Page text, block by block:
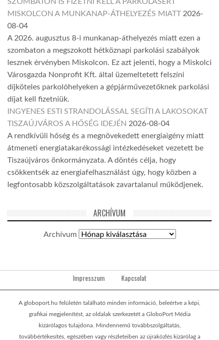
SZOMBATON IS FIZETNI KELL A PARKOLÁSÉRT
MISKOLCON A MUNKANAP-ÁTHELYEZÉS MIATT 2026-
08-04
A 2026. augusztus 8-i munkanap-áthelyezés miatt ezen a
szombaton a megszokott hétköznapi parkolási szabályok
lesznek érvényben Miskolcon. Ez azt jelenti, hogy a Miskolci
Városgazda Nonprofit Kft. által üzemeltetett felszíni
díjköteles parkolóhelyeken a gépjárművezetőknek parkolási
díjat kell fizetniük.
INGYENES ESTI STRANDOLÁSSAL SEGÍTI A LAKOSOKAT
TISZAÚJVÁROS A HŐSÉG IDEJÉN 2026-08-04
A rendkívüli hőség és a megnövekedett energiaigény miatt
átmeneti energiatakarékossági intézkedéseket vezetett be
Tiszaújváros önkormányzata. A döntés célja, hogy
csökkentsék az energiafelhasználást úgy, hogy közben a
legfontosabb közszolgáltatások zavartalanul működjenek.
ARCHÍVUM
Archívum
Impresszum Kapcsolat
A globoport.hu felületén található minden információ, beleértve a képi,
grafikai megjelenítést, az oldalak szerkezetét a GloboPort Média
kizárólagos tulajdona. Mindennemű továbbszolgáltatás,
továbbértékesítés, egészében vagy részleteiben az újraközlés kizárólag a